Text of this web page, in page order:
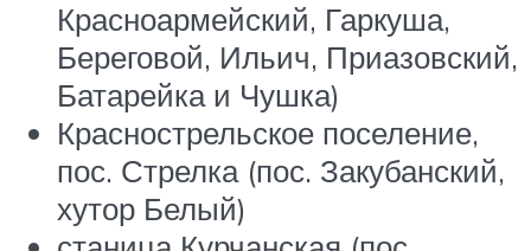
Красноармейский, Гаркуша,
Береговой, Ильич, Приазовский,
Батарейка и Чушка)
Краснострельское поселение,
пос. Стрелка (пос. Закубанский,
хутор Белый)